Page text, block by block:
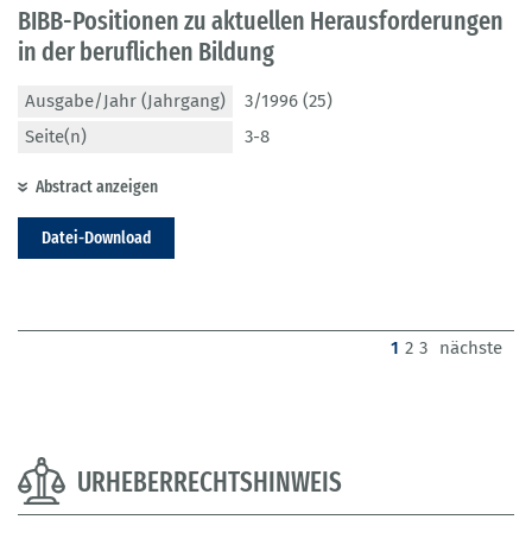
BIBB-Positionen zu aktuellen Herausforderungen
in der beruflichen Bildung
Ausgabe/Jahr (Jahrgang)
3/1996 (25)
Seite(n)
3-8
Abstract anzeigen
Datei-Download
1 (current)
2 3 nächste
URHEBERRECHTSHINWEIS